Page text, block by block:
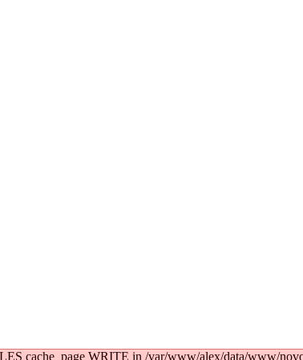
cache_page WRITE in /var/www/alex/data/www/